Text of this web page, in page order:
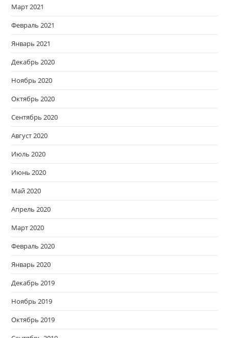
Март 2021
Февраль 2021
Январь 2021
Декабрь 2020
Ноябрь 2020
Октябрь 2020
Сентябрь 2020
Август 2020
Июль 2020
Июнь 2020
Май 2020
Апрель 2020
Март 2020
Февраль 2020
Январь 2020
Декабрь 2019
Ноябрь 2019
Октябрь 2019